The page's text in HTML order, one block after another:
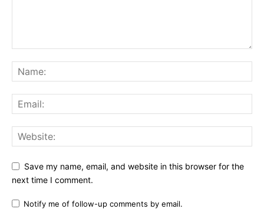
Save my name, email, and website in this browser for the
next time I comment.
Notify me of follow-up comments by email.